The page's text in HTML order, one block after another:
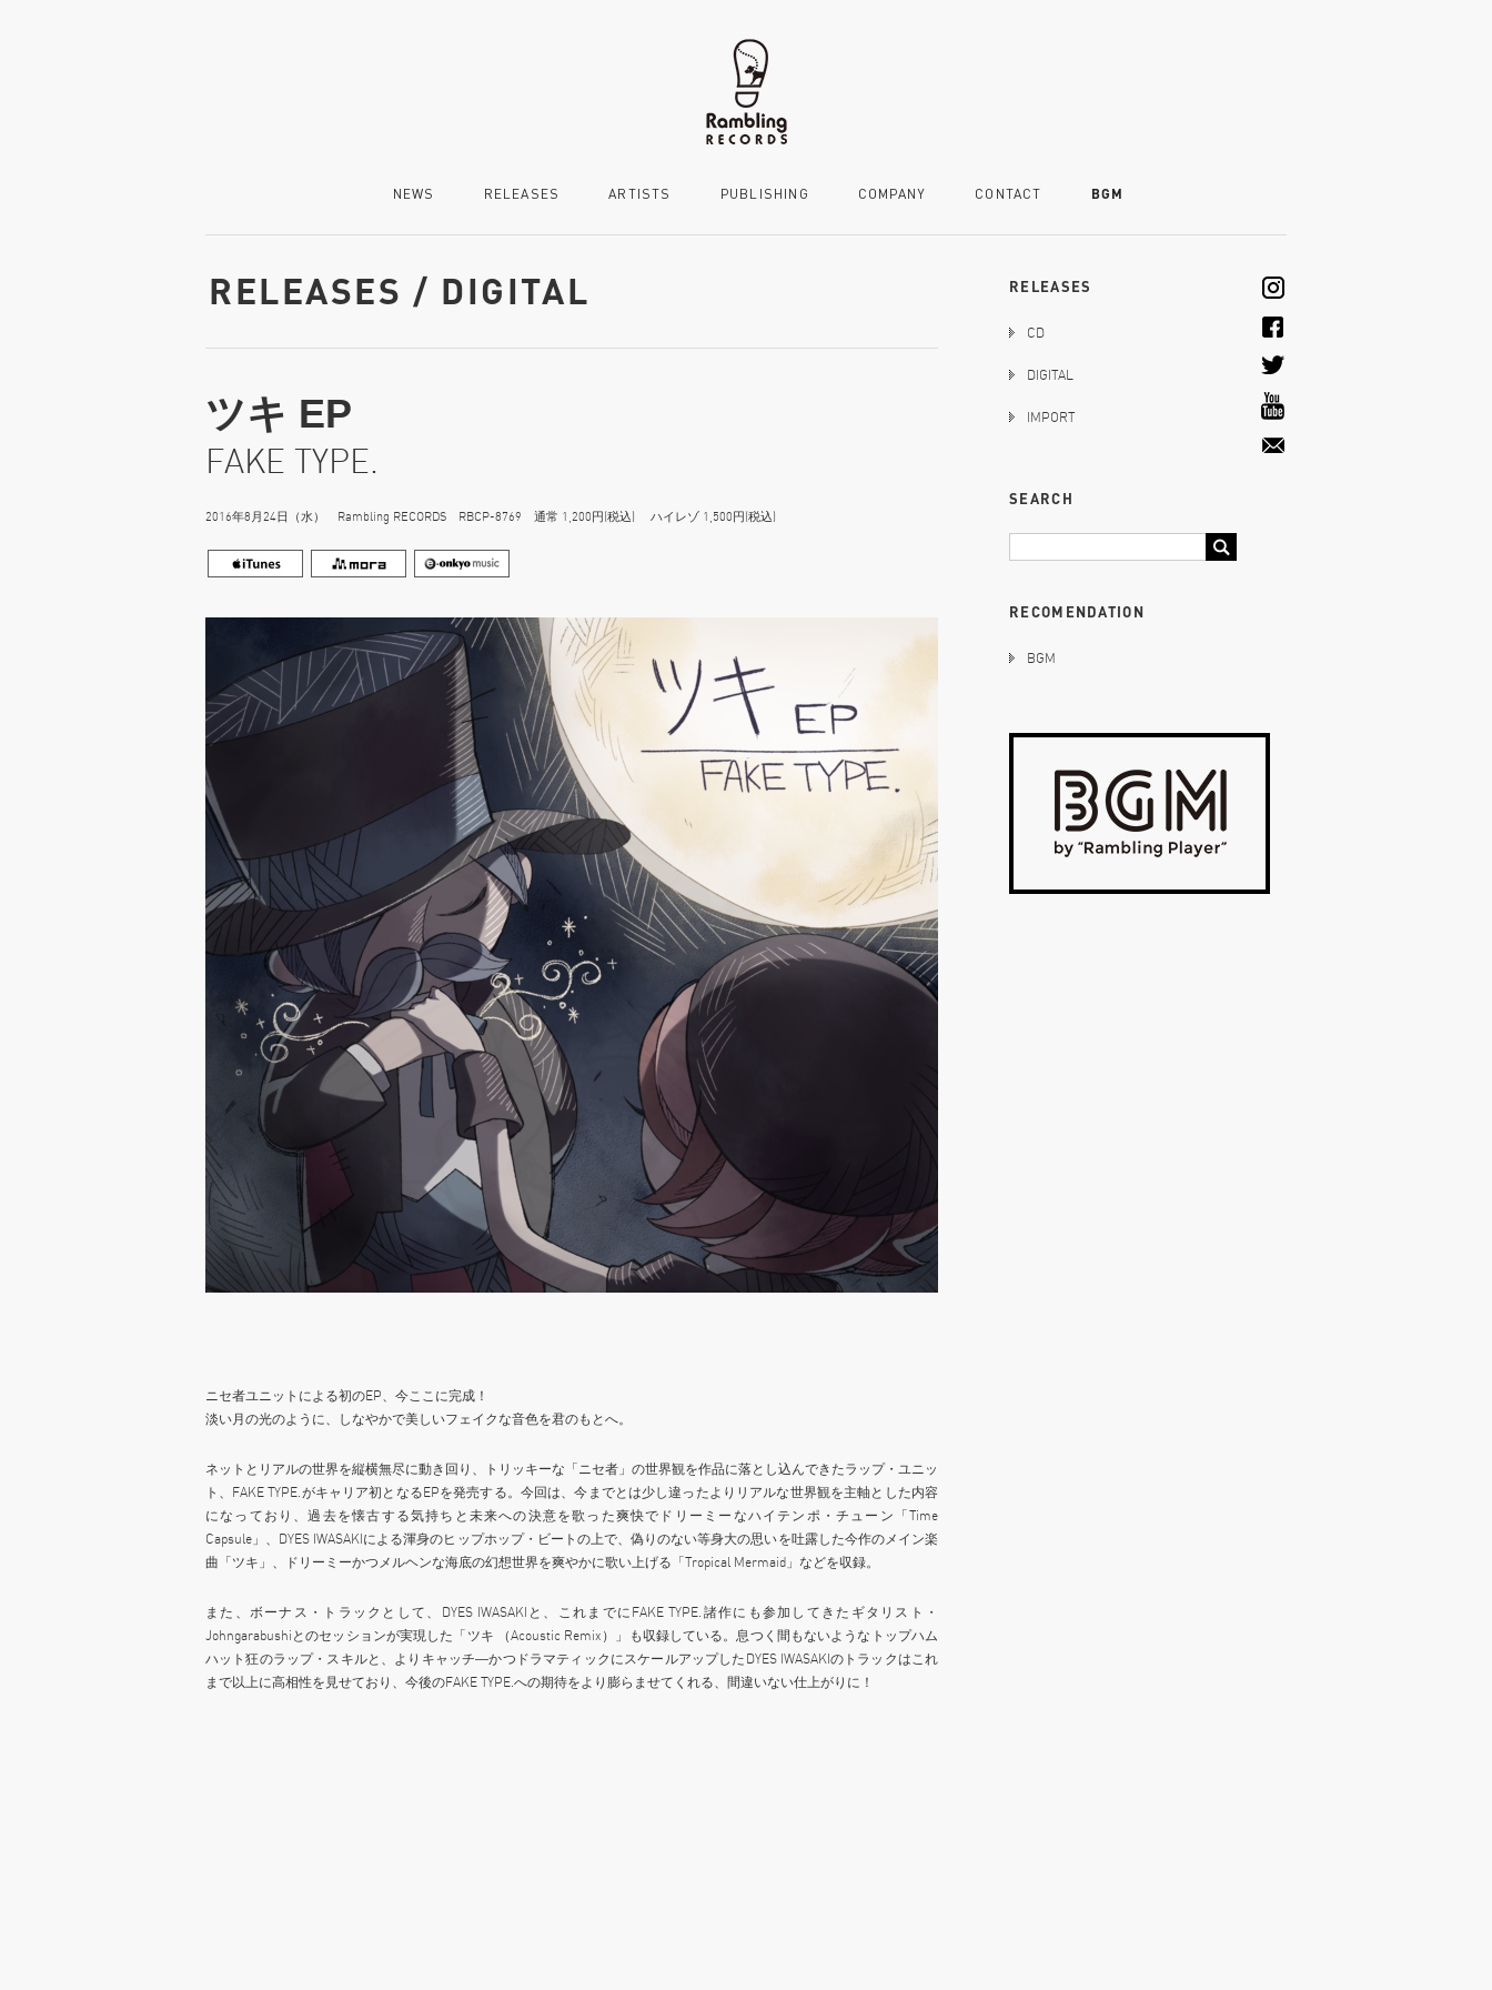
NEWS RELEASES ARTISTS PUBLISHING COMPANY CONTACT BGM
RELEASES / DIGITAL
ツキ EP
FAKE TYPE.
2016年8月24日（水） Rambling RECORDS RBCP-8769 通常 1,200円(税込) ハイレゾ 1,500円(税込)
ニセ者ユニットによる初のEP、今ここに完成！
淡い月の光のように、しなやかで美しいフェイクな音色を君のもとへ。
ネットとリアルの世界を縦横無尽に動き回り、トリッキーな「ニセ者」の世界観を作品に落とし込んできたラップ・ユニッ
ト、FAKE TYPE.がキャリア初となるEPを発売する。今回は、今までとは少し違ったよりリアルな世界観を主軸とした内容
になっており、過去を懐古する気持ちと未来への決意を歌った爽快でドリーミーなハイテンポ・チューン「Time
Capsule」、DYES IWASAKIによる渾身のヒップホップ・ビートの上で、偽りのない等身大の思いを吐露した今作のメイン楽
曲「ツキ」、ドリーミーかつメルヘンな海底の幻想世界を爽やかに歌い上げる「Tropical Mermaid」などを収録。
また、ボーナス・トラックとして、DYES IWASAKIと、これまでにFAKE TYPE.諸作にも参加してきたギタリスト・
Johngarabushiとのセッションが実現した「ツキ （Acoustic Remix）」も収録している。息つく間もないようなトップハム
ハット狂のラップ・スキルと、よりキャッチ―かつドラマティックにスケールアップしたDYES IWASAKIのトラックはこれ
まで以上に高相性を見せており、今後のFAKE TYPE.への期待をより膨らませてくれる、間違いない仕上がりに！
RELEASES
CD
DIGITAL
IMPORT
SEARCH
RECOMENDATION
BGM